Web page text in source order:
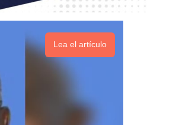
Lea el artículo